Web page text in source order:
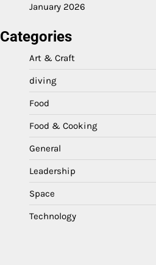
January 2026
Categories
Art & Craft
diving
Food
Food & Cooking
General
Leadership
Space
Technology